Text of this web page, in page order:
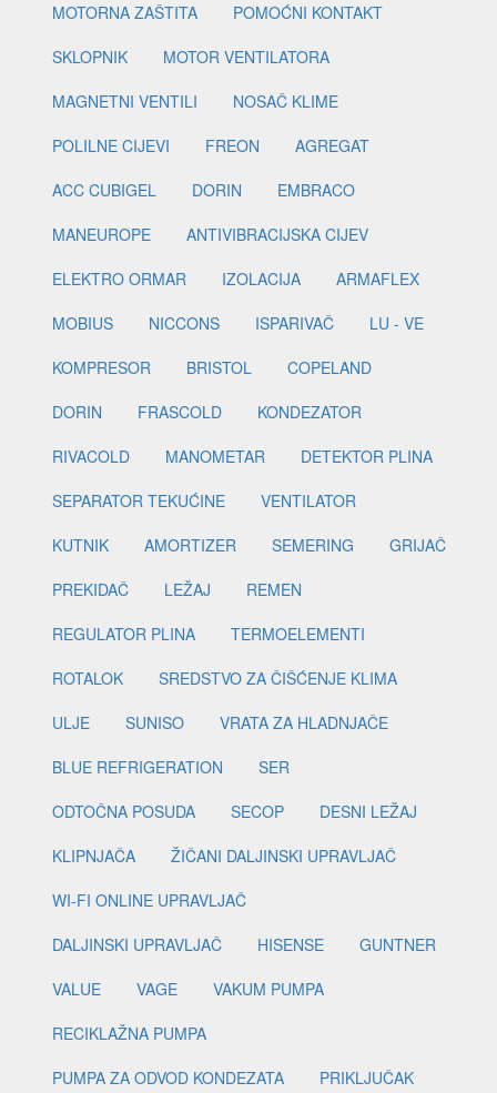
MOTORNA ZAŠTITA
POMOĆNI KONTAKT
SKLOPNIK
MOTOR VENTILATORA
MAGNETNI VENTILI
NOSAČ KLIME
POLILNE CIJEVI
FREON
AGREGAT
ACC CUBIGEL
DORIN
EMBRACO
MANEUROPE
ANTIVIBRACIJSKA CIJEV
ELEKTRO ORMAR
IZOLACIJA
ARMAFLEX
MOBIUS
NICCONS ISPARIVAČ
LU - VE
KOMPRESOR
BRISTOL
COPELAND
DORIN
FRASCOLD
KONDEZATOR
RIVACOLD
MANOMETAR
DETEKTOR PLINA
SEPARATOR TEKUĆINE
VENTILATOR
KUTNIK
AMORTIZER SEMERING
GRIJAČ
PREKIDAČ
LEŽAJ
REMEN
REGULATOR PLINA
TERMOELEMENTI
ROTALOK
SREDSTVO ZA ČIŠĆENJE KLIMA
ULJE
SUNISO
VRATA ZA HLADNJAČE
BLUE REFRIGERATION
SER
ODTOČNA POSUDA
SECOP
DESNI LEŽAJ
KLIPNJAČA
ŽIČANI DALJINSKI UPRAVLJAČ
WI-FI ONLINE UPRAVLJAČ
DALJINSKI UPRAVLJAČ
HISENSE
GUNTNER
VALUE
VAGE
VAKUM PUMPA
RECIKLAŽNA PUMPA
PUMPA ZA ODVOD KONDEZATA
PRIKLJUČAK